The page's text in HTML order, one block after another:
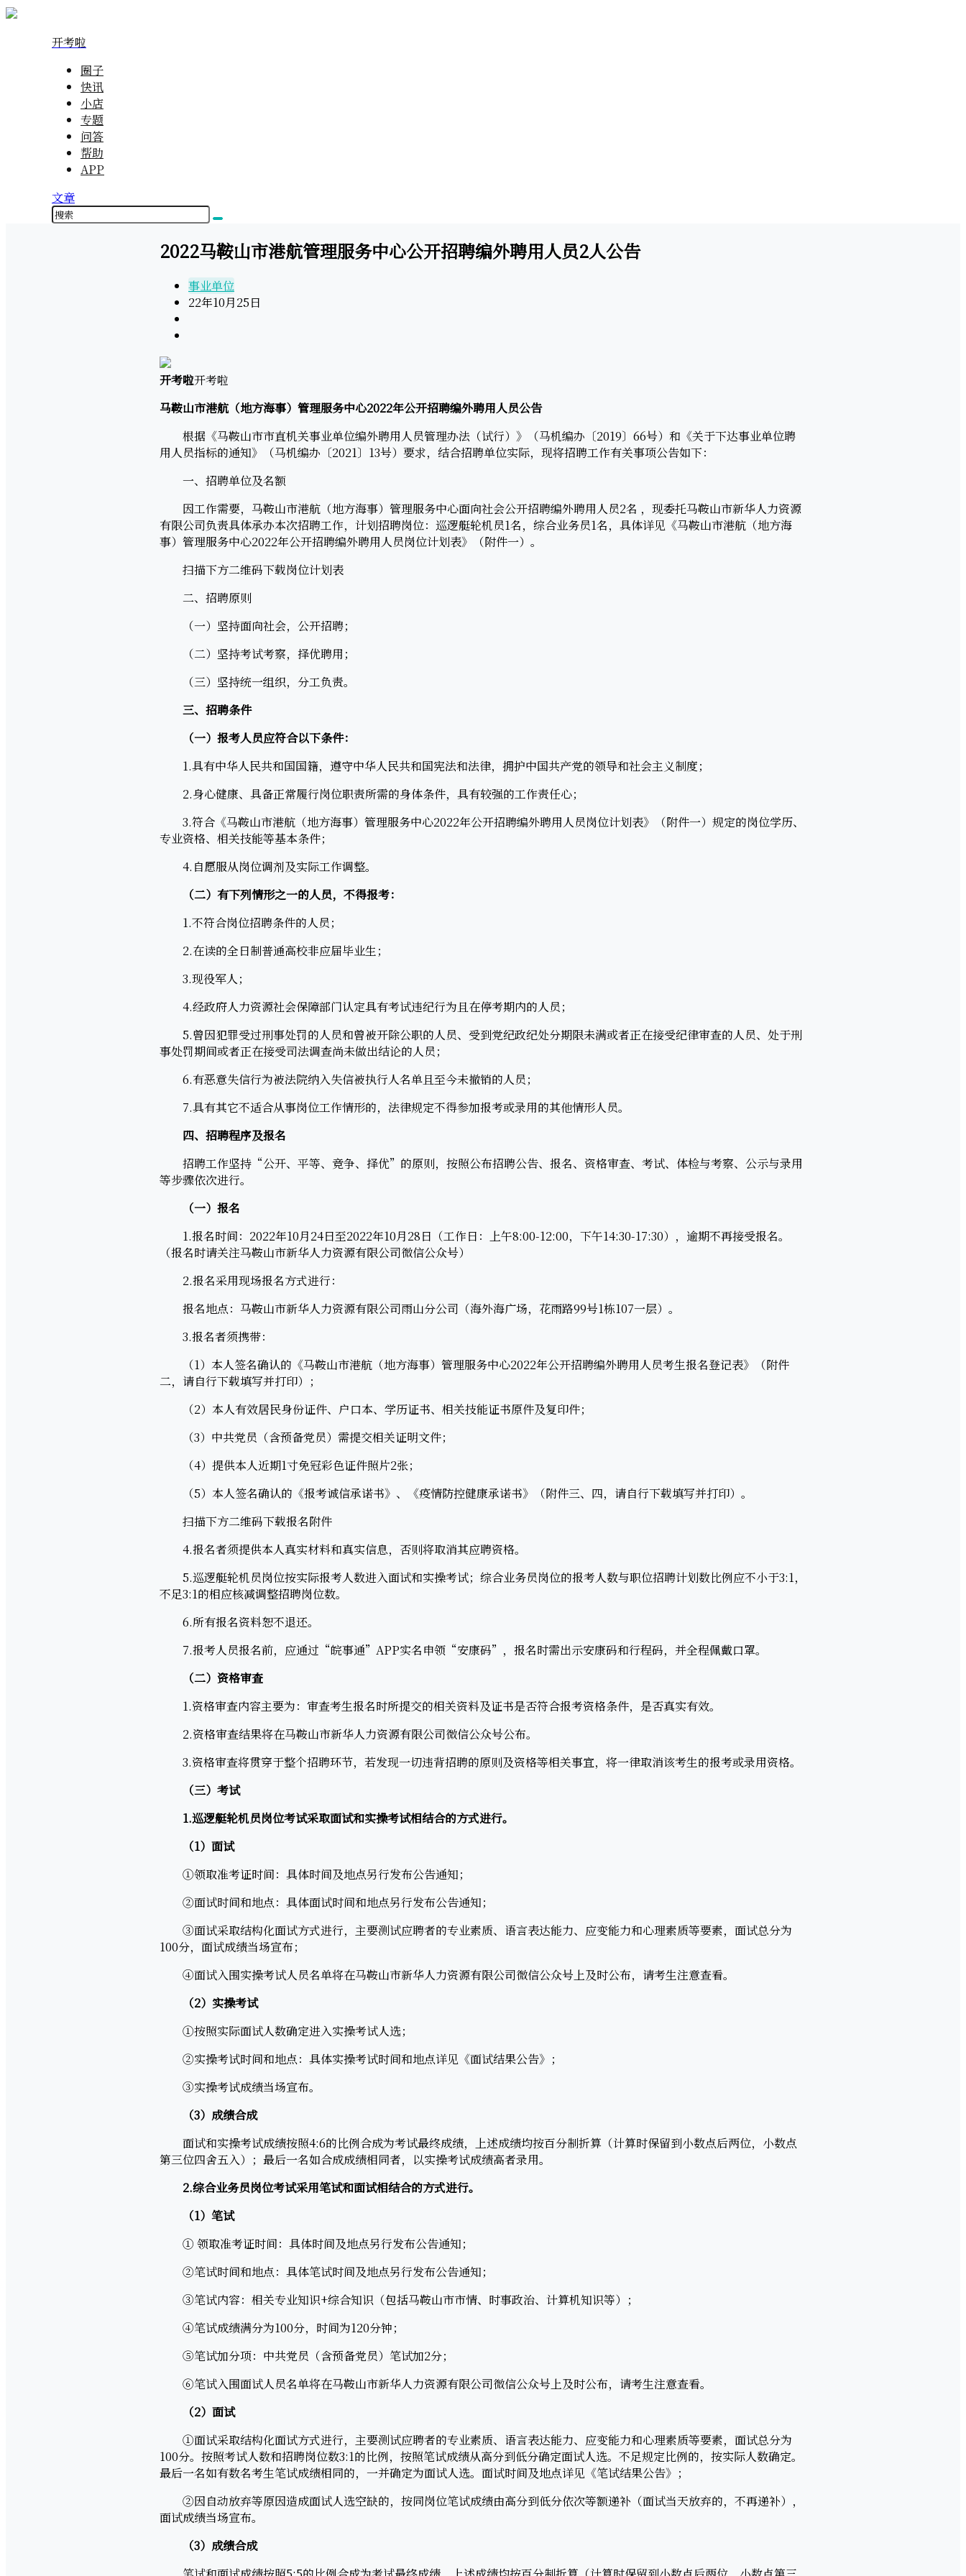
开考啦
圈子
快讯
小店
专题
问答
帮助
APP
文章
2022马鞍山市港航管理服务中心公开招聘编外聘用人员2人公告
事业单位
22年10月25日
开考啦开考啦
马鞍山市港航（地方海事）管理服务中心2022年公开招聘编外聘用人员公告
根据《马鞍山市市直机关事业单位编外聘用人员管理办法（试行）》（马机编办〔2019〕66号）和《关于下达事业单位聘
用人员指标的通知》（马机编办〔2021〕13号）要求，结合招聘单位实际，现将招聘工作有关事项公告如下：
一、招聘单位及名额
因工作需要，马鞍山市港航（地方海事）管理服务中心面向社会公开招聘编外聘用人员2名 ，现委托马鞍山市新华人力资源
有限公司负责具体承办本次招聘工作，计划招聘岗位：巡逻艇轮机员1名，综合业务员1名，具体详见《马鞍山市港航（地方海
事）管理服务中心2022年公开招聘编外聘用人员岗位计划表》（附件一）。
扫描下方二维码下载岗位计划表
二、招聘原则
（一）坚持面向社会，公开招聘；
（二）坚持考试考察，择优聘用；
（三）坚持统一组织，分工负责。
三、招聘条件
（一）报考人员应符合以下条件：
1.具有中华人民共和国国籍，遵守中华人民共和国宪法和法律，拥护中国共产党的领导和社会主义制度；
2.身心健康、具备正常履行岗位职责所需的身体条件，具有较强的工作责任心；
3.符合《马鞍山市港航（地方海事）管理服务中心2022年公开招聘编外聘用人员岗位计划表》（附件一）规定的岗位学历、
专业资格、相关技能等基本条件；
4.自愿服从岗位调剂及实际工作调整。
（二）有下列情形之一的人员，不得报考：
1.不符合岗位招聘条件的人员；
2.在读的全日制普通高校非应届毕业生；
3.现役军人；
4.经政府人力资源社会保障部门认定具有考试违纪行为且在停考期内的人员；
5.曾因犯罪受过刑事处罚的人员和曾被开除公职的人员、受到党纪政纪处分期限未满或者正在接受纪律审查的人员、处于刑
事处罚期间或者正在接受司法调查尚未做出结论的人员；
6.有恶意失信行为被法院纳入失信被执行人名单且至今未撤销的人员；
7.具有其它不适合从事岗位工作情形的，法律规定不得参加报考或录用的其他情形人员。
四、招聘程序及报名
招聘工作坚持“公开、平等、竞争、择优”的原则，按照公布招聘公告、报名、资格审查、考试、体检与考察、公示与录用
等步骤依次进行。
（一）报名
1.报名时间：2022年10月24日至2022年10月28日（工作日：上午8:00-12:00，下午14:30-17:30），逾期不再接受报名。
（报名时请关注马鞍山市新华人力资源有限公司微信公众号）
2.报名采用现场报名方式进行：
报名地点：马鞍山市新华人力资源有限公司雨山分公司（海外海广场，花雨路99号1栋107一层）。
3.报名者须携带：
（1）本人签名确认的《马鞍山市港航（地方海事）管理服务中心2022年公开招聘编外聘用人员考生报名登记表》（附件
二，请自行下载填写并打印）；
（2）本人有效居民身份证件、户口本、学历证书、相关技能证书原件及复印件；
（3）中共党员（含预备党员）需提交相关证明文件；
（4）提供本人近期1寸免冠彩色证件照片2张；
（5）本人签名确认的《报考诚信承诺书》、《疫情防控健康承诺书》（附件三、四，请自行下载填写并打印）。
扫描下方二维码下载报名附件
4.报名者须提供本人真实材料和真实信息，否则将取消其应聘资格。
5.巡逻艇轮机员岗位按实际报考人数进入面试和实操考试；综合业务员岗位的报考人数与职位招聘计划数比例应不小于3:1，
不足3:1的相应核减调整招聘岗位数。
6.所有报名资料恕不退还。
7.报考人员报名前，应通过“皖事通”APP实名申领“安康码”，报名时需出示安康码和行程码，并全程佩戴口罩。
（二）资格审查
1.资格审查内容主要为：审查考生报名时所提交的相关资料及证书是否符合报考资格条件，是否真实有效。
2.资格审查结果将在马鞍山市新华人力资源有限公司微信公众号公布。
3.资格审查将贯穿于整个招聘环节，若发现一切违背招聘的原则及资格等相关事宜，将一律取消该考生的报考或录用资格。
（三）考试
1.巡逻艇轮机员岗位考试采取面试和实操考试相结合的方式进行。
（1）面试
①领取准考证时间：具体时间及地点另行发布公告通知；
②面试时间和地点：具体面试时间和地点另行发布公告通知；
③面试采取结构化面试方式进行，主要测试应聘者的专业素质、语言表达能力、应变能力和心理素质等要素，面试总分为
100分，面试成绩当场宣布；
④面试入围实操考试人员名单将在马鞍山市新华人力资源有限公司微信公众号上及时公布，请考生注意查看。
（2）实操考试
①按照实际面试人数确定进入实操考试人选；
②实操考试时间和地点：具体实操考试时间和地点详见《面试结果公告》；
③实操考试成绩当场宣布。
（3）成绩合成
面试和实操考试成绩按照4:6的比例合成为考试最终成绩，上述成绩均按百分制折算（计算时保留到小数点后两位，小数点
第三位四舍五入）；最后一名如合成成绩相同者，以实操考试成绩高者录用。
2.综合业务员岗位考试采用笔试和面试相结合的方式进行。
（1）笔试
① 领取准考证时间：具体时间及地点另行发布公告通知；
②笔试时间和地点：具体笔试时间及地点另行发布公告通知；
③笔试内容：相关专业知识+综合知识（包括马鞍山市市情、时事政治、计算机知识等）；
④笔试成绩满分为100分，时间为120分钟；
⑤笔试加分项：中共党员（含预备党员）笔试加2分；
⑥笔试入围面试人员名单将在马鞍山市新华人力资源有限公司微信公众号上及时公布，请考生注意查看。
（2）面试
①面试采取结构化面试方式进行，主要测试应聘者的专业素质、语言表达能力、应变能力和心理素质等要素，面试总分为
100分。按照考试人数和招聘岗位数3:1的比例，按照笔试成绩从高分到低分确定面试人选。不足规定比例的，按实际人数确定。
最后一名如有数名考生笔试成绩相同的，一并确定为面试人选。面试时间及地点详见《笔试结果公告》；
②因自动放弃等原因造成面试人选空缺的，按同岗位笔试成绩由高分到低分依次等额递补（面试当天放弃的，不再递补），
面试成绩当场宣布。
（3）成绩合成